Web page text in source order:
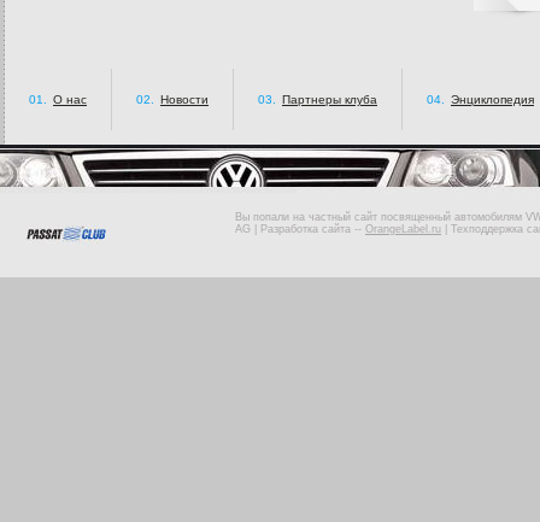
01. О нас 02. Новости 03. Партнеры клуба 04. Энциклопедия
Вы попали на частный сайт посвященный автомобилям
AG |
Разработка сайта -- OrangeLabel.ru Техподдержка